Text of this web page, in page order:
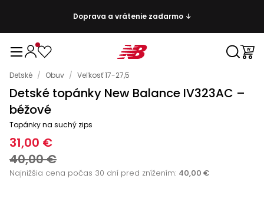
Doprava a vrátenie zadarmo ↓
Detské / Obuv / Veľkosť 17-27,5
Detské topánky New Balance IV323AC –
béžové
Topánky na suchý zips
31,00 €
40,00 €
Najnižšia cena počas 30 dní pred znížením: 40,00 €